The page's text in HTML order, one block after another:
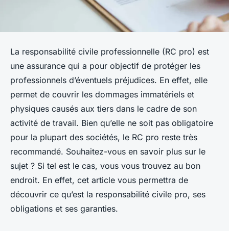
La responsabilité civile professionnelle (RC pro) est
une assurance qui a pour objectif de protéger les
professionnels d’éventuels préjudices. En effet, elle
permet de couvrir les dommages immatériels et
physiques causés aux tiers dans le cadre de son
activité de travail. Bien qu’elle ne soit pas obligatoire
pour la plupart des sociétés, le RC pro reste très
recommandé. Souhaitez-vous en savoir plus sur le
sujet ? Si tel est le cas, vous vous trouvez au bon
endroit. En effet, cet article vous permettra de
découvrir ce qu’est la responsabilité civile pro, ses
obligations et ses garanties.